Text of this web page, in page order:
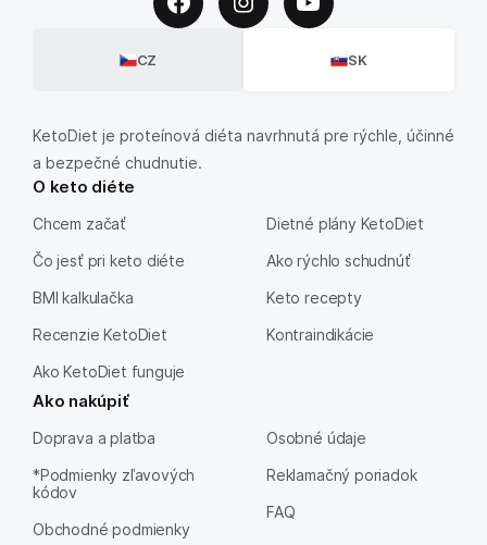
CZ SK
KetoDiet je proteínová diéta navrhnutá pre rýchle, účinné
a bezpečné chudnutie.
O keto diéte
Chcem začať
Čo jesť pri keto diéte
BMI kalkulačka
Recenzie KetoDiet
Ako KetoDiet funguje
Dietné plány KetoDiet
Ako rýchlo schudnúť
Keto recepty
Kontraindikácie
Ako nakúpiť
Doprava a platba
*Podmienky zľavových
kódov
Obchodné podmienky
Osobné údaje
Reklamačný poriadok
FAQ